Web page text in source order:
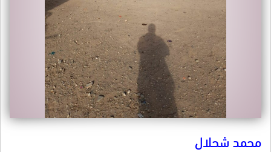
محمد شحلال